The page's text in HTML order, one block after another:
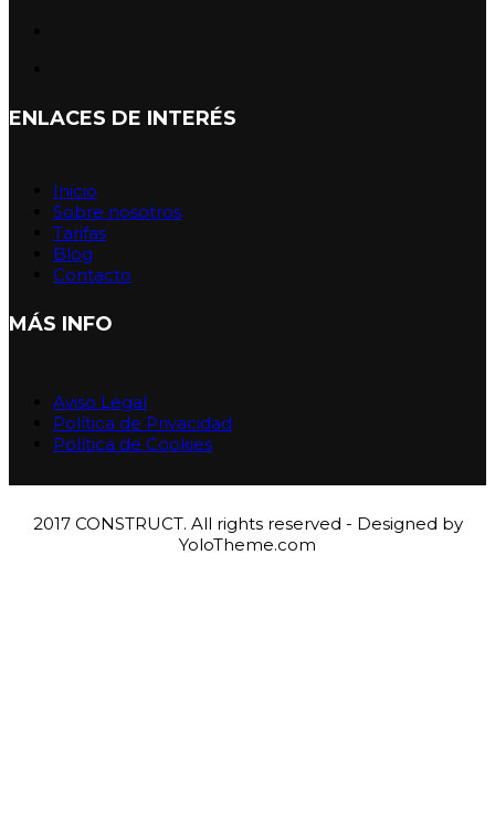
ENLACES DE INTERÉS
Inicio
Sobre nosotros
Tarifas
Blog
Contacto
MÁS INFO
Aviso Legal
Política de Privacidad
Política de Cookies
2017 CONSTRUCT. All rights reserved - Designed by
YoloTheme.com